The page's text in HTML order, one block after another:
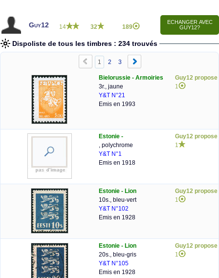
Guy12 14 32 189
Dispoliste de tous les timbres : 234 trouvés
1 2 3
Bielorussie - Armoiries
3r., jaune
Y&T N°21
Emis en 1993
Guy12 propose
1
Estonie -
, polychrome
Y&T N°1
Emis en 1918
Guy12 propose
1
Estonie - Lion
10s., bleu-vert
Y&T N°102
Emis en 1928
Guy12 propose
1
Estonie - Lion
20s., bleu-gris
Y&T N°105
Emis en 1928
Guy12 propose
1